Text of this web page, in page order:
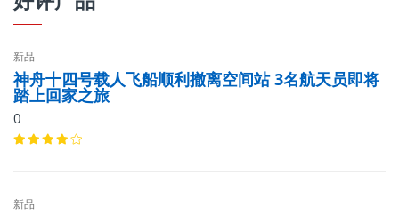
新品
神舟十四号载人飞船顺利撤离空间站 3名航天员即将
踏上回家之旅
0
新品